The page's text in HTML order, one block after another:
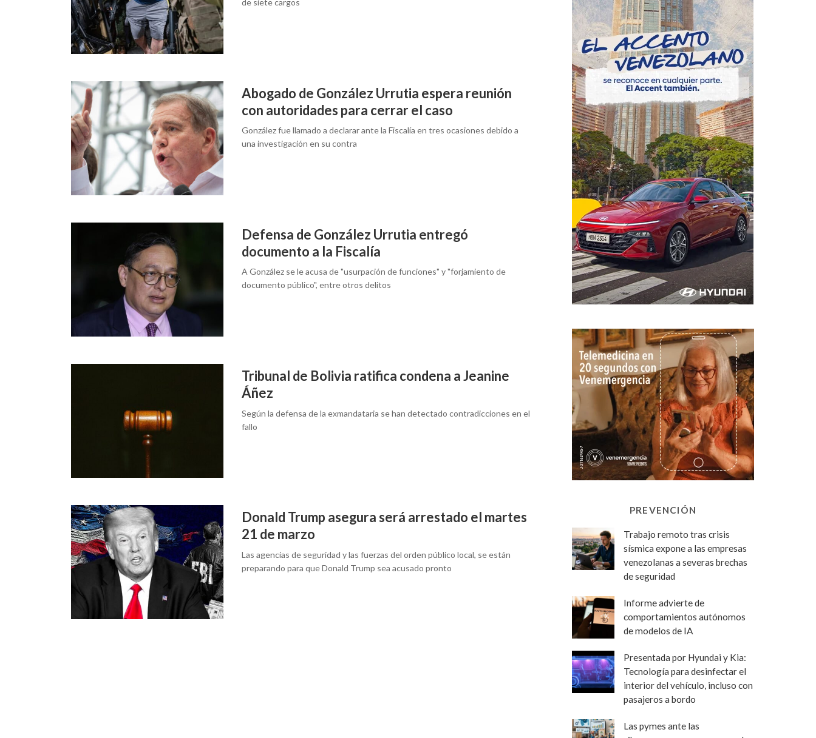
de siete cargos
Abogado de González Urrutia espera reunión
con autoridades para cerrar el caso
González fue llamado a declarar ante la Fiscalía en tres ocasiones debido a
una investigación en su contra
Defensa de González Urrutia entregó
documento a la Fiscalía
A González se le acusa de "usurpación de funciones" y "forjamiento de
documento público", entre otros delitos
Tribunal de Bolivia ratifica condena a Jeanine
Áñez
Según la defensa de la exmandataria se han detectado contradicciones en el
fallo
Donald Trump asegura será arrestado el martes
21 de marzo
Las agencias de seguridad y las fuerzas del orden público local, se están
preparando para que Donald Trump sea acusado pronto
PREVENCIÓN
Trabajo remoto tras crisis
sísmica expone a las empresas
venezolanas a severas brechas
de seguridad
Informe advierte de
comportamientos autónomos
de modelos de IA
Presentada por Hyundai y Kia:
Tecnología para desinfectar el
interior del vehículo, incluso con
pasajeros a bordo
Las pymes ante las